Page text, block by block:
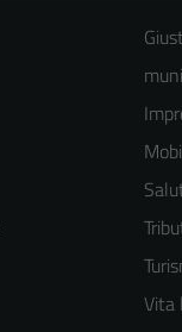
Vita